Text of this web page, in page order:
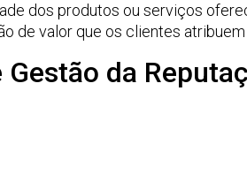
dos produtos ou serviços
de valor que os clientes atribuem
da